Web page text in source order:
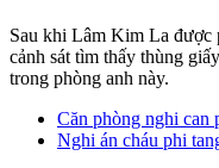
Sau khi Lâm Kim La được
cảnh sát tìm thấy thùng
trong phòng anh này.
Căn phòng nghi can
Nghi án cháu phi